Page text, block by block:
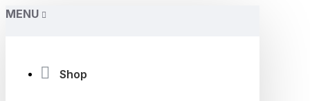
MENU
Shop